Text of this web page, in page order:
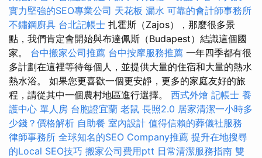
實力堅強的SEO專業公司 天花板 漏水 可靠的會計師事務所
不鏽鋼廚具 台北記帳士 扎霍斯（Zajos），那麼很多景
點，我們肯定會開始與布達佩斯（Budapest）結識這個國
家。 台中搬家公司推薦 台中按摩服務推薦 一年四季都有很
多計劃在這裡等待每個人，並提供大量的住宿和大量的熱水
熱水浴。 如果您更喜歡一個更安靜，更多的家庭友好的旅
程，請從其中一個農村地區進行選擇。 西式外燴 記帳士 養
護中心 單人房 台胞證宜蘭 老鼠 長照2.0 居家清潔一小時多
少錢？價格解析 自助餐 室內設計 值得信賴的葬儀社服務
律師事務所 全球知名的SEO Company推薦 提升在地搜尋
的Local SEO技巧 搬家公司費用ptt 日常清潔服務指南 雙